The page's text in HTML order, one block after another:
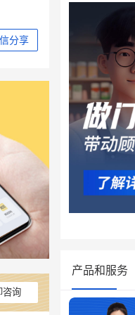
分享
咨询
产品和服务